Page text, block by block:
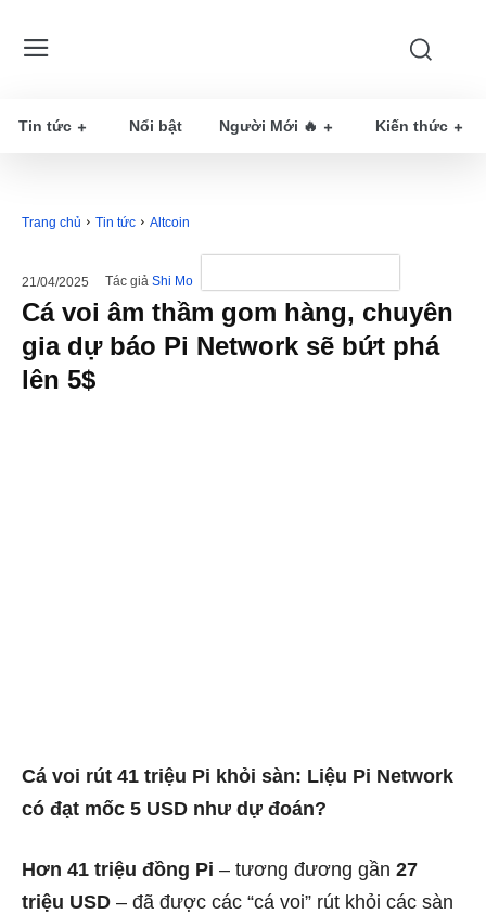
Tin tức Nổi bật Người Mới 🔥 Kiến thức
Trang chủ Tin tức Altcoin
21/04/2025 Tác giả Shi Mo
Cá voi âm thầm gom hàng, chuyên
gia dự báo Pi Network sẽ bứt phá
lên 5$
Cá voi rút 41 triệu Pi khỏi sàn: Liệu Pi Network
có đạt mốc 5 USD như dự đoán?
Hơn 41 triệu đồng Pi – tương đương gần 27
triệu USD – đã được các “cá voi” rút khỏi các sàn